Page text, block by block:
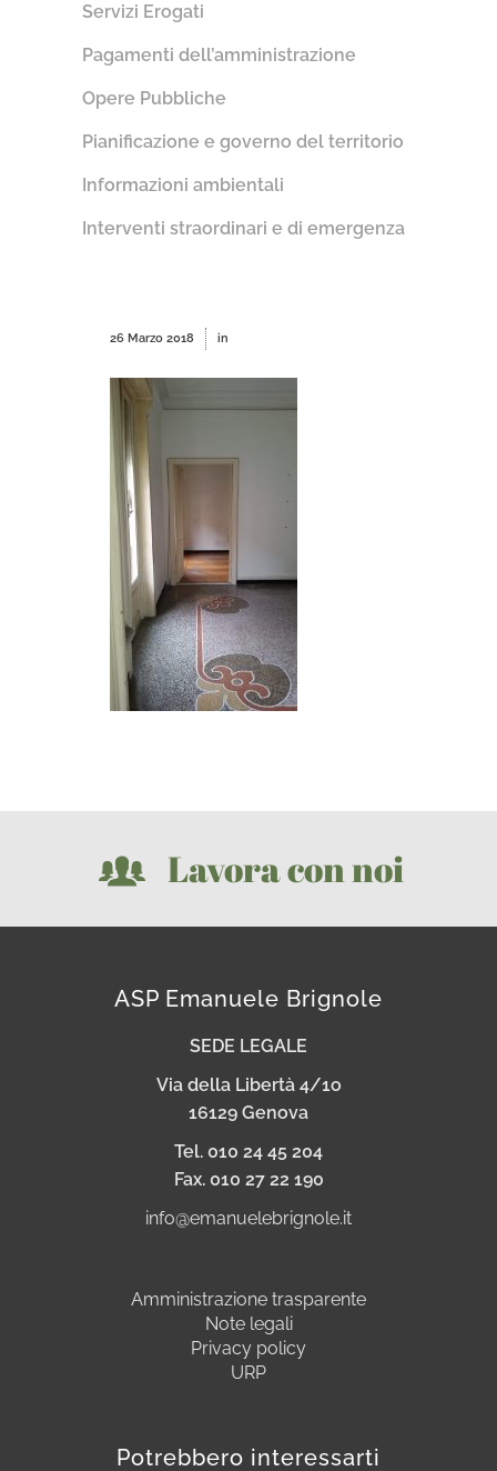
Servizi Erogati
Pagamenti dell’amministrazione
Opere Pubbliche
Pianificazione e governo del territorio
Informazioni ambientali
Interventi straordinari e di emergenza
26 Marzo 2018 in
Lavora con noi
ASP Emanuele Brignole
SEDE LEGALE
Via della Libertà 4/1o
16129 Genova
Tel. 010 24 45 204
Fax. 010 27 22 190
info@emanuelebrignole.it
Amministrazione trasparente
Note legali
Privacy policy
URP
Potrebbero interessarti